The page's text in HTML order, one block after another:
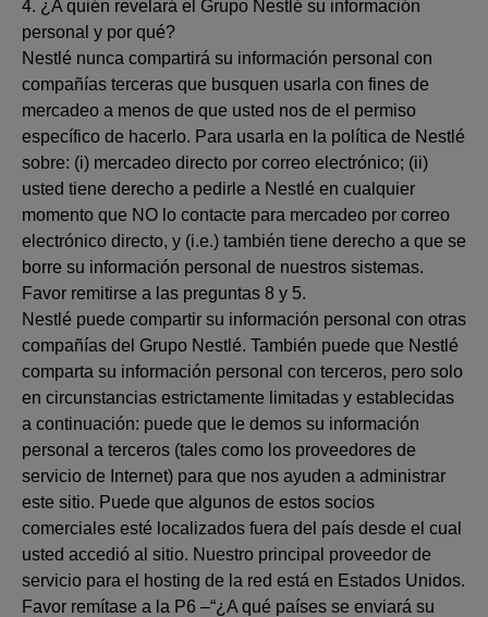
4. ¿A quién revelará el Grupo Nestlé su información
personal y por qué?
Nestlé nunca compartirá su información personal con
compañías terceras que busquen usarla con fines de
mercadeo a menos de que usted nos de el permiso
específico de hacerlo. Para usarla en la política de Nestlé
sobre: (i) mercadeo directo por correo electrónico; (ii)
usted tiene derecho a pedirle a Nestlé en cualquier
momento que NO lo contacte para mercadeo por correo
electrónico directo, y (i.e.) también tiene derecho a que se
borre su información personal de nuestros sistemas.
Favor remitirse a las preguntas 8 y 5.
Nestlé puede compartir su información personal con otras
compañías del Grupo Nestlé. También puede que Nestlé
comparta su información personal con terceros, pero solo
en circunstancias estrictamente limitadas y establecidas
a continuación: puede que le demos su información
personal a terceros (tales como los proveedores de
servicio de Internet) para que nos ayuden a administrar
este sitio. Puede que algunos de estos socios
comerciales esté localizados fuera del país desde el cual
usted accedió al sitio. Nuestro principal proveedor de
servicio para el hosting de la red está en Estados Unidos.
Favor remítase a la P6 –“¿A qué países se enviará su